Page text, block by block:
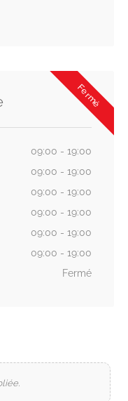
Fermé
09:00 - 19:00
09:00 - 19:00
09:00 - 19:00
09:00 - 19:00
09:00 - 19:00
09:00 - 19:00
Fermé